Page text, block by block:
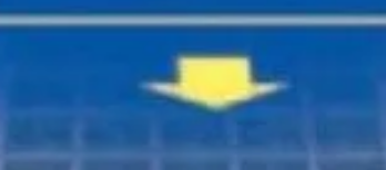
Klantenservice
Binnen 1 werkdag